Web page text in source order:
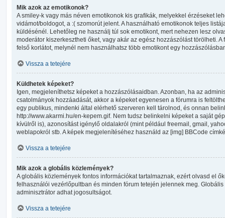
Mik azok az emotikonok?
A smiley-k vagy más néven emotikonok kis grafikák, melyekkel érzéseket
vidámot/boldogot, a :( szomorút jelent. A használható emotikonok teljes
küldésénél. Lehetőleg ne használj túl sok emotikont, mert nehezen lesz
moderátor kiszerkesztheti őket, vagy akár az egész hozzászólást törölheti.
felső korlátot, melynél nem használhatsz több emotikont egy
Vissza a tetejére
Küldhetek képeket?
Igen, megjeleníthetsz képeket a hozzászólásaidban. Azonban, ha az
csatolmányok hozzáadását, akkor a képeket egyenesen a fórumra is
egy publikus, mindenki által elérhető szerveren kell tárolnod, és onnan
http://www.akarmi.hu/en-kepem.gif. Nem tudsz belinkelni képeket a saját
kívülről is), azonosítást igénylő oldalakról (mint például freemail, gmail,
weblapokról stb. A képek megjelenítéséhez használd az [img] BBCode
Vissza a tetejére
Mik azok a globális közlemények?
A globális közlemények fontos információkat tartalmaznak, ezért olvasd el
felhasználói vezérlőpultban és minden fórum tetején jelennek meg.
adminisztrátor adhat jogosultságot.
Vissza a tetejére